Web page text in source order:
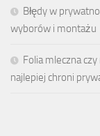
Błędy w
wyborów i montażu
Folia mleczna
najlepiej chroni